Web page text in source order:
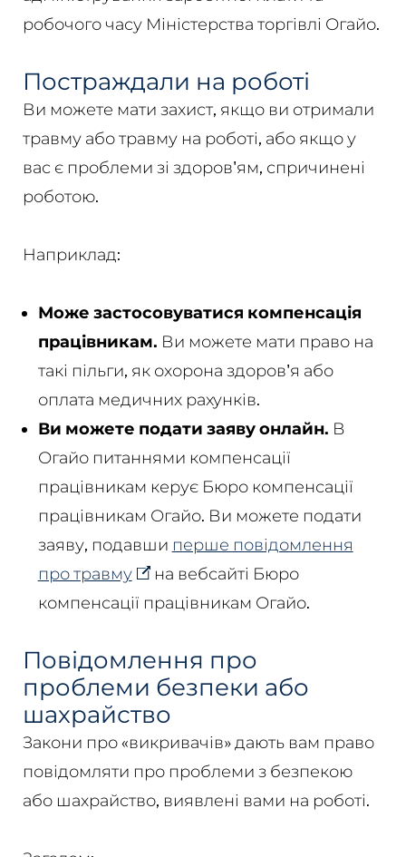
робочого часу Міністерства торгівлі Огайо.
Постраждали на роботі
Ви можете мати захист, якщо ви отримали
травму або травму на роботі, або якщо у
вас є проблеми зі здоров'ям, спричинені
роботою.
Наприклад:
Може застосовуватися компенсація
працівникам. Ви можете мати право на
такі пільги, як охорона здоров'я або
оплата медичних рахунків.
Ви можете подати заяву онлайн. В
Огайо питаннями компенсації
працівникам керує Бюро компенсації
працівникам Огайо. Ви можете подати
заяву, подавши перше повідомлення
про травму
на вебсайті Бюро
компенсації працівникам Огайо.
Повідомлення про
проблеми безпеки або
шахрайство
Закони про «викривачів» дають вам право
повідомляти про проблеми з безпекою
або шахрайство, виявлені вами на роботі.